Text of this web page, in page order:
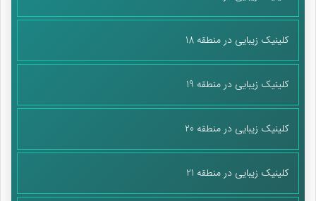
کلینیک زیبایی در منطقه 18
کلینیک زیبایی در منطقه 19
کلینیک زیبایی در منطقه 20
کلینیک زیبایی در منطقه 21